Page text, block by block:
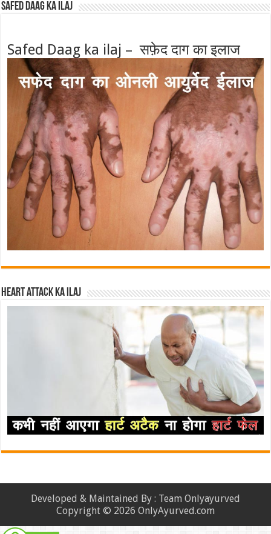
Safed Daag ka ilaj
Safed Daag ka ilaj – सफ़ेद दाग का इलाज
Heart attack ka ilaj
Developed & Maintained By : Team Onlyayurved
Copyright © 2026 OnlyAyurved.com